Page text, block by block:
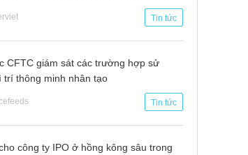
Tin tức
CFTC giám sát các trường hợp sử
trí thông minh nhân tạo
Tin tức
công ty IPO ở hồng kông sâu trong